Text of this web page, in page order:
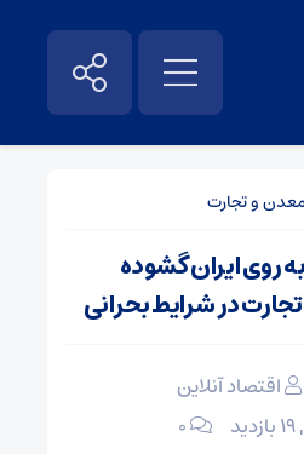
و تجارت
روی ایران گشوده
در شرایط بحرانی
اقتصاد آنلاین
۰